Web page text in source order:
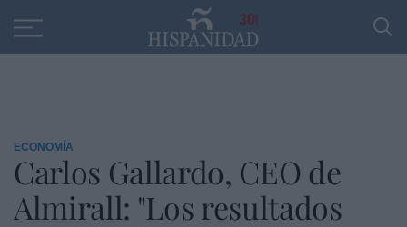
30
ECONOMÍA
Carlos Gallardo, CEO de
Almirall: "Los resultados